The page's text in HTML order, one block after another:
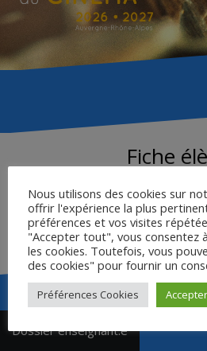
Fiche
Cliquer ici pour télécharger la
national CNC
Navigation
Dossier enseignant.e
Nous utilisons des cookies sur
offrir l'expérience la plus
préférences et vos visites
"Accepter tout", vous consentez
les cookies. Toutefois, vous
des cookies" pour fournir un
Préférences Cookies